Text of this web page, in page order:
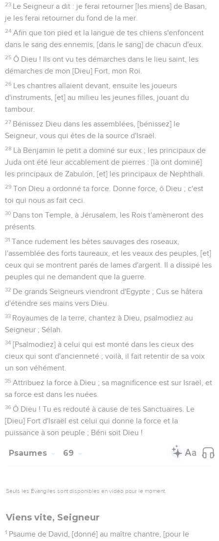
23 Le Seigneur a dit : je ferai retourner [les miens] de Basan,
je les ferai retourner du fond de la mer.
24 Afin que ton pied et la langue de tes chiens s'enfoncent
dans le sang des ennemis, [dans le sang] de chacun d'eux.
25 Ô Dieu ! Ils ont vu tes démarches dans le lieu saint, les
démarches de mon [Dieu] Fort, mon Roi.
26 Les chantres allaient devant, ensuite les joueurs
d'instruments, [et] au milieu les jeunes filles, jouant du
tambour.
27 Bénissez Dieu dans les assemblées, [bénissez] le
Seigneur, vous qui êtes de la source d'Israël.
28 Là Benjamin le petit a dominé sur eux ; les principaux de
Juda ont été leur accablement de pierres : [là ont dominé]
les principaux de Zabulon, [et] les principaux de Nephthali.
29 Ton Dieu a ordonné ta force. Donne force, ô Dieu ; c'est
toi qui nous as fait ceci.
30 Dans ton Temple, à Jérusalem, les Rois t'amèneront des
présents.
31 Tance rudement les bêtes sauvages des roseaux,
l'assemblée des forts taureaux, et les veaux des peuples, [et]
ceux qui se montrent parés de lames d'argent. Il a dissipé les
peuples qui ne demandent que la guerre.
32 De grands Seigneurs viendront d'Egypte ; Cus se hâtera
d'étendre ses mains vers Dieu.
33 Royaumes de la terre, chantez à Dieu, psalmodiez au
Seigneur ; Sélah.
34 [Psalmodiez] à celui qui est monté dans les cieux des
cieux qui sont d'ancienneté ; voilà, il fait retentir de sa voix
un son véhément.
35 Attribuez la force à Dieu ; sa magnificence est sur Israël, et
sa force est dans les nuées.
36 Ô Dieu ! Tu es redouté à cause de tes Sanctuaires. Le
[Dieu] Fort d'Israël est celui qui donne la force et la
puissance à son peuple ; Béni soit Dieu !
Psaumes 69
Seuls les Évangiles sont disponibles en vidéo pour le moment.
Viens vite, Seigneur
1 Psaume de David, [donné] au maître chantre, [pour le